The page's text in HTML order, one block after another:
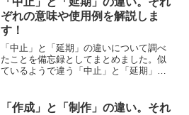
ぞれの意味や使用例を解説しま
す！
「中止」と「延期」の違いについて調べ
たことを備忘録としてまとめました。似
ているようで違う「中止」と「延期」の
「作成」と「制作」の違い。それ